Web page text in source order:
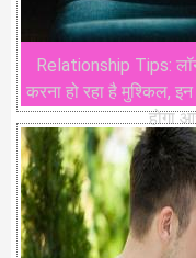
Relationship Tips:
करना हो रहा है मुश्किल,
होगा